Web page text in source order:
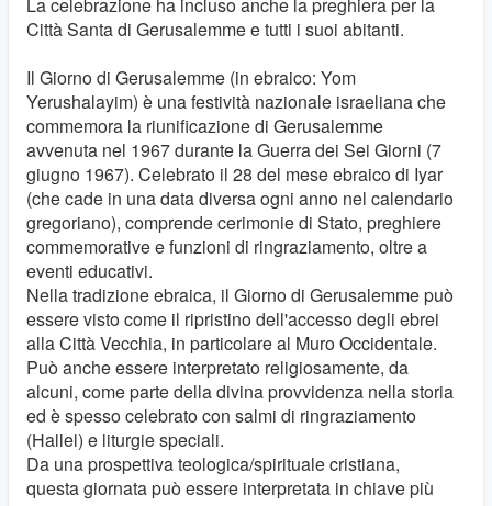
Città Santa di Gerusalemme e tutti i suoi abitanti.
Il Giorno di Gerusalemme (in ebraico: Yom
Yerushalayim) è una festività nazionale israeliana che
commemora la riunificazione di Gerusalemme
avvenuta nel 1967 durante la Guerra dei Sei Giorni (7
giugno 1967). Celebrato il 28 del mese ebraico di Iyar
(che cade in una data diversa ogni anno nel calendario
gregoriano), comprende cerimonie di Stato, preghiere
commemorative e funzioni di ringraziamento, oltre a
eventi educativi.
Nella tradizione ebraica, il Giorno di Gerusalemme può
essere visto come il ripristino dell'accesso degli ebrei
alla Città Vecchia, in particolare al Muro Occidentale.
Può anche essere interpretato religiosamente, da
alcuni, come parte della divina provvidenza nella storia
ed è spesso celebrato con salmi di ringraziamento
(Hallel) e liturgie speciali.
Da una prospettiva teologica/spirituale cristiana,
questa giornata può essere interpretata in chiave più